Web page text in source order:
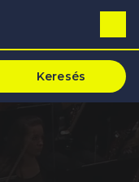
Keresés